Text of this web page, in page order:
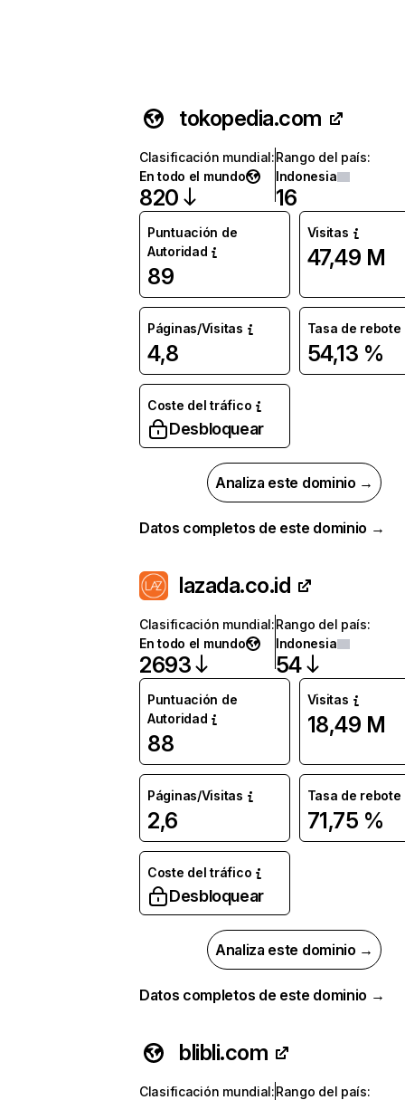
tokopedia.com
Clasificación mundial:
En todo el mundo
820
Rango del país:
Indonesia
16
Puntuación de
Autoridad
89
Visitas
47,49 M
Páginas/Visitas
4,8
Tasa de rebote
54,13 %
Coste del tráfico
Desbloquear
Analiza este dominio →
Datos completos de este dominio →
lazada.co.id
Clasificación mundial:
En todo el mundo
2693
Rango del país:
Indonesia
54
Puntuación de
Autoridad
88
Visitas
18,49 M
Páginas/Visitas
2,6
Tasa de rebote
71,75 %
Coste del tráfico
Desbloquear
Analiza este dominio →
Datos completos de este dominio →
blibli.com
Clasificación mundial:Rango del país: